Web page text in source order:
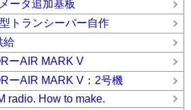
ータ追加基板
トランシーバー自作
給
ーAIR MARK V
ーAIR MARK V：2号機
radio. How to make.